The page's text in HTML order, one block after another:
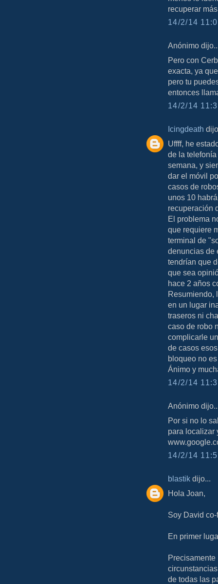
recuperar
14/2/14
Anónimo
Pero con
exacta, ya
pero tu
entonces
14/2/14
Icingdeath
Uffff, he
de la
semana, y
dar el móvil
casos de
unos 10
recuperación
El problema
que requiere
terminal de
denuncias de
tendrían que
que sea
hace 2 años
Resumiendo,
en un lugar
traseros ni
caso de robo
complicarle
de casos
bloqueo no
Ánimo y
14/2/14
Anónimo
Por si no lo
para localizar
14/2/14
blastik dijo...
Hola Joan,
Soy David
En primer
Precisamente
de todas las